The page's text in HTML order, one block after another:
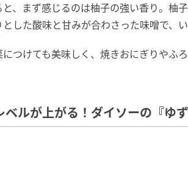
、まず感じるのは柚子の強い香り。柚
した酸味と甘みが合わさった味噌で、
つけても美味しく、焼きおにぎりやふ
ベルが上がる！ダイソーの『ゆず